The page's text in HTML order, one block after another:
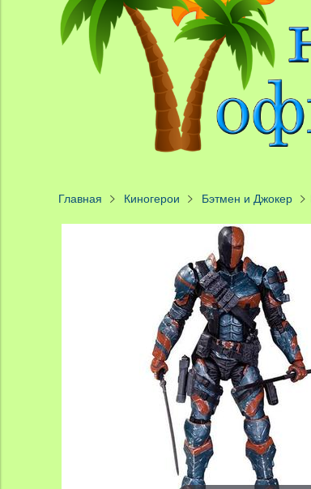
Главная Киногерои Бэтмен и Джокер